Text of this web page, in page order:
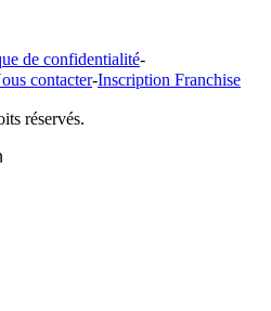
de confidentialité-
contacter-Inscription Franchise
réservés.